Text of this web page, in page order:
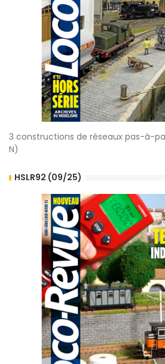
3 constructions de réseaux pas-à-
N)
HSLR92 (09/25)